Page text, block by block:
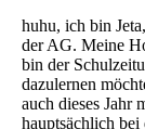
huhu, ich bin
der AG. Meine
bin der
dazulernen
auch dieses Jahr
hauptsächlich